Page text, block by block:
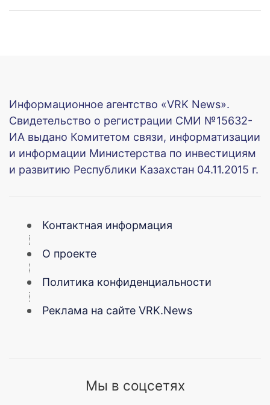
Информационное агентство «VRK News».
Свидетельство о регистрации СМИ №15632-
ИА выдано Комитетом связи, информатизации
и информации Министерства по инвестициям
и развитию Республики Казахстан 04.11.2015 г.
Контактная информация
О проекте
Политика конфиденциальности
Реклама на сайте VRK.News
Мы в соцсетях